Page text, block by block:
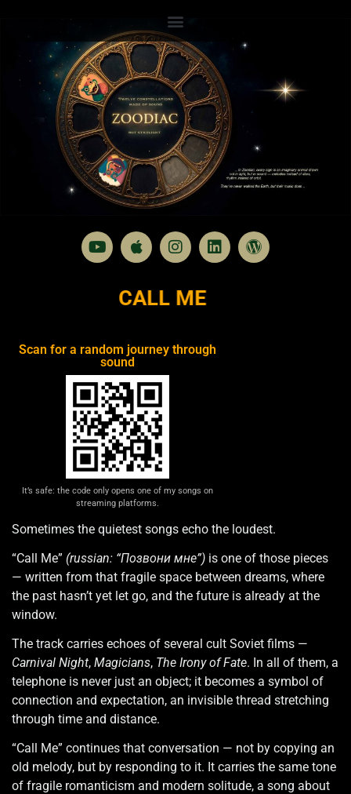
CALL ME
Scan for a random journey through
sound
It’s safe: the code only opens one of my songs on
streaming platforms.
Sometimes the quietest songs echo the loudest.
“Call Me” (russian: “Позвони мне”) is one of those pieces
— written from that fragile space between dreams, where
the past hasn’t yet let go, and the future is already at the
window.
The track carries echoes of several cult Soviet films —
Carnival Night, Magicians, The Irony of Fate. In all of them, a
telephone is never just an object; it becomes a symbol of
connection and expectation, an invisible thread stretching
through time and distance.
“Call Me” continues that conversation — not by copying an
old melody, but by responding to it. It carries the same tone
of fragile romanticism and modern solitude, a song about